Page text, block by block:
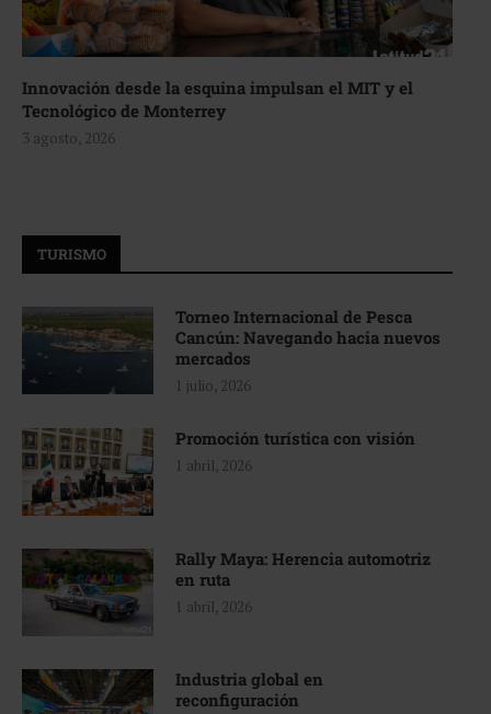
Innovación desde la esquina impulsan el MIT y el
Tecnológico de Monterrey
3 agosto, 2026
TURISMO
Torneo Internacional de Pesca
Cancún: Navegando hacia nuevos
mercados
1 julio, 2026
Promoción turística con visión
1 abril, 2026
Rally Maya: Herencia automotriz
en ruta
1 abril, 2026
Industria global en
reconfiguración